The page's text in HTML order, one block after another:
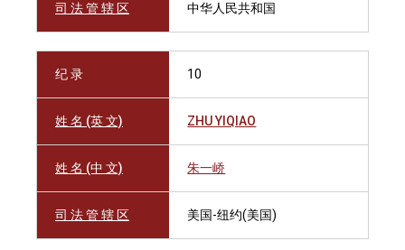
司 法 管 辖 区 中华人民共和国
纪 录 10
姓 名 (英 文) ZHU YIQIAO
姓 名 (中 文) 朱一峤
司 法 管 辖 区 美国-纽约(美国)